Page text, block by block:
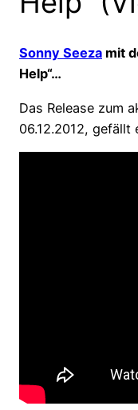
Sonny Seeza mit
Help“…
Das Release zum
06.12.2012, gefällt